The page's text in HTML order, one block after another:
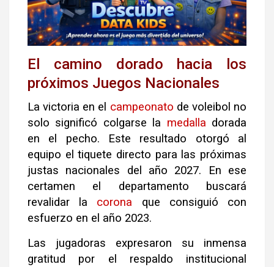
El camino dorado hacia los
próximos Juegos Nacionales
La victoria en el campeonato de voleibol no
solo significó colgarse la medalla dorada
en el pecho. Este resultado otorgó al
equipo el tiquete directo para las próximas
justas nacionales del año 2027. En ese
certamen el departamento buscará
revalidar la corona que consiguió con
esfuerzo en el año 2023.
Las jugadoras expresaron su inmensa
gratitud por el respaldo institucional